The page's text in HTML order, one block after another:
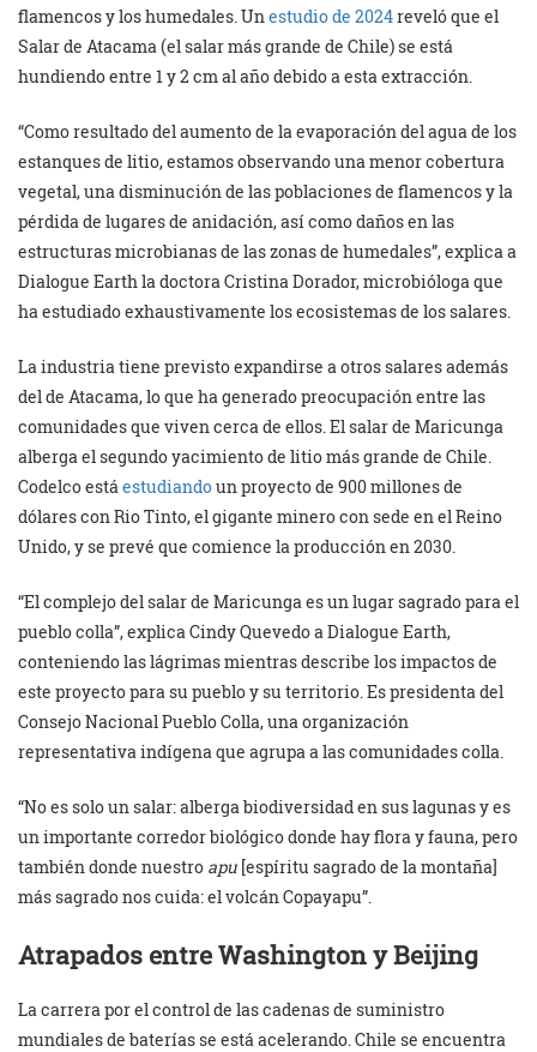
flamencos y los humedales. Unestudio de 2024reveló que el
Salar de Atacama (el salar más grande de Chile) se está
hundiendo entre 1 y 2 cm al año debido a esta extracción.
“Como resultado del aumento de la evaporación del agua de los
estanques de litio, estamos observando una menor cobertura
vegetal, una disminución de las poblaciones de flamencos y la
pérdida de lugares de anidación, así como daños en las
estructuras microbianas de las zonas de humedales”, explica a
Dialogue Earth la doctora Cristina Dorador, microbióloga que
ha estudiado exhaustivamente los ecosistemas de los salares.
La industria tiene previsto expandirse a otros salares además
del de Atacama, lo que ha generado preocupación entre las
comunidades que viven cerca de ellos. El salar de Maricunga
alberga el segundo yacimiento de litio más grande de Chile.
Codelco estáestudiandoun proyecto de 900 millones de
dólares con Rio Tinto, el gigante minero con sede en el Reino
Unido, y se prevé que comience la producción en 2030.
“El complejo del salar de Maricunga es un lugar sagrado para el
pueblo colla”, explica Cindy Quevedo a Dialogue Earth,
conteniendo las lágrimas mientras describe los impactos de
este proyecto para su pueblo y su territorio. Es presidenta del
Consejo Nacional Pueblo Colla, una organización
representativa indígena que agrupa a las comunidades colla.
“No es solo un salar: alberga biodiversidad en sus lagunas y es
un importante corredor biológico donde hay flora y fauna, pero
también donde nuestro apu [espíritu sagrado de la montaña]
más sagrado nos cuida: el volcán Copayapu”.
Atrapados entre Washington y Beijing
La carrera por el control de las cadenas de suministro
mundiales de baterías se está acelerando. Chile se encuentra